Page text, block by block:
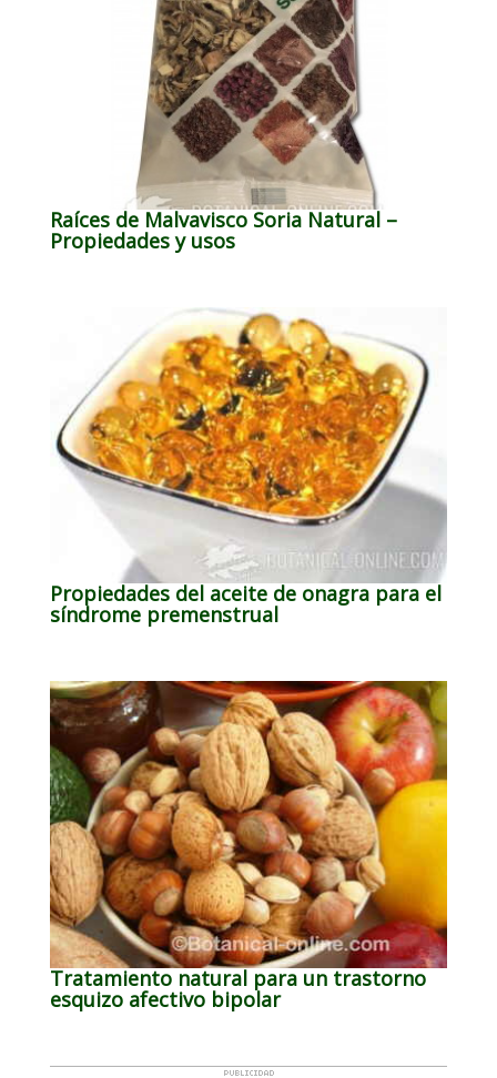
Raíces de Malvavisco Soria Natural –
Propiedades y usos
Propiedades del aceite de onagra para el
síndrome premenstrual
Tratamiento natural para un trastorno
esquizo afectivo bipolar